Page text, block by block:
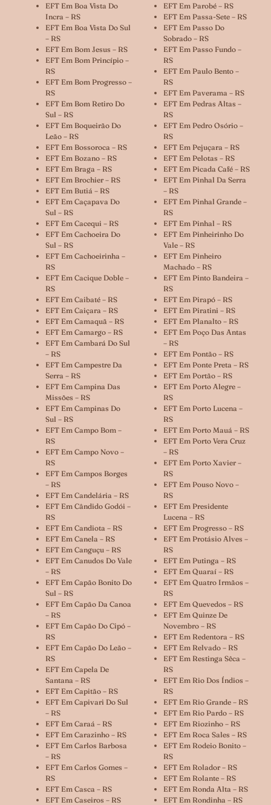
EFT Em Boa Vista Do
Incra – RS
EFT Em Boa Vista Do Sul
– RS
EFT Em Bom Jesus – RS
EFT Em Bom Princípio –
RS
EFT Em Bom Progresso –
RS
EFT Em Bom Retiro Do
Sul – RS
EFT Em Boqueirão Do
Leão – RS
EFT Em Bossoroca – RS
EFT Em Bozano – RS
EFT Em Braga – RS
EFT Em Brochier – RS
EFT Em Butiá – RS
EFT Em Caçapava Do
Sul – RS
EFT Em Cacequi – RS
EFT Em Cachoeira Do
Sul – RS
EFT Em Cachoeirinha –
RS
EFT Em Cacique Doble –
RS
EFT Em Caibaté – RS
EFT Em Caiçara – RS
EFT Em Camaquã – RS
EFT Em Camargo – RS
EFT Em Cambará Do Sul
– RS
EFT Em Campestre Da
Serra – RS
EFT Em Campina Das
Missões – RS
EFT Em Campinas Do
Sul – RS
EFT Em Campo Bom –
RS
EFT Em Campo Novo –
RS
EFT Em Campos Borges
– RS
EFT Em Candelária – RS
EFT Em Cândido Godói –
RS
EFT Em Candiota – RS
EFT Em Canela – RS
EFT Em Canguçu – RS
EFT Em Canudos Do Vale
– RS
EFT Em Capão Bonito Do
Sul – RS
EFT Em Capão Da Canoa
– RS
EFT Em Capão Do Cipó –
RS
EFT Em Capão Do Leão –
RS
EFT Em Capela De
Santana – RS
EFT Em Capitão – RS
EFT Em Capivari Do Sul
– RS
EFT Em Caraá – RS
EFT Em Carazinho – RS
EFT Em Carlos Barbosa
– RS
EFT Em Carlos Gomes –
RS
EFT Em Casca – RS
EFT Em Caseiros – RS
EFT Em Parobé – RS
EFT Em Passa-Sete – RS
EFT Em Passo Do
Sobrado – RS
EFT Em Passo Fundo –
RS
EFT Em Paulo Bento –
RS
EFT Em Paverama – RS
EFT Em Pedras Altas –
RS
EFT Em Pedro Osório –
RS
EFT Em Pejuçara – RS
EFT Em Pelotas – RS
EFT Em Picada Café – RS
EFT Em Pinhal Da Serra
– RS
EFT Em Pinhal Grande –
RS
EFT Em Pinhal – RS
EFT Em Pinheirinho Do
Vale – RS
EFT Em Pinheiro
Machado – RS
EFT Em Pinto Bandeira –
RS
EFT Em Pirapó – RS
EFT Em Piratini – RS
EFT Em Planalto – RS
EFT Em Poço Das Antas
– RS
EFT Em Pontão – RS
EFT Em Ponte Preta – RS
EFT Em Portão – RS
EFT Em Porto Alegre –
RS
EFT Em Porto Lucena –
RS
EFT Em Porto Mauá – RS
EFT Em Porto Vera Cruz
– RS
EFT Em Porto Xavier –
RS
EFT Em Pouso Novo –
RS
EFT Em Presidente
Lucena – RS
EFT Em Progresso – RS
EFT Em Protásio Alves –
RS
EFT Em Putinga – RS
EFT Em Quaraí – RS
EFT Em Quatro Irmãos –
RS
EFT Em Quevedos – RS
EFT Em Quinze De
Novembro – RS
EFT Em Redentora – RS
EFT Em Relvado – RS
EFT Em Restinga Sêca –
RS
EFT Em Rio Dos Índios –
RS
EFT Em Rio Grande – RS
EFT Em Rio Pardo – RS
EFT Em Riozinho – RS
EFT Em Roca Sales – RS
EFT Em Rodeio Bonito –
RS
EFT Em Rolador – RS
EFT Em Rolante – RS
EFT Em Ronda Alta – RS
EFT Em Rondinha – RS